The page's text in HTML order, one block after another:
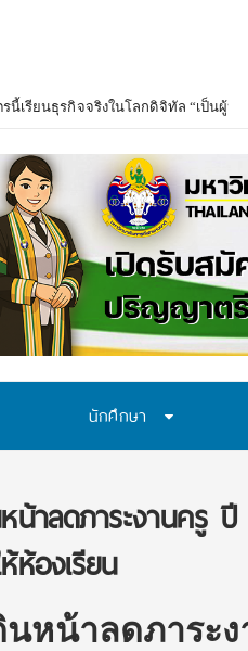
นักศึกษา
น้าลดภาระงานครู
ห้องเรียน
นหน้าลดภาระ